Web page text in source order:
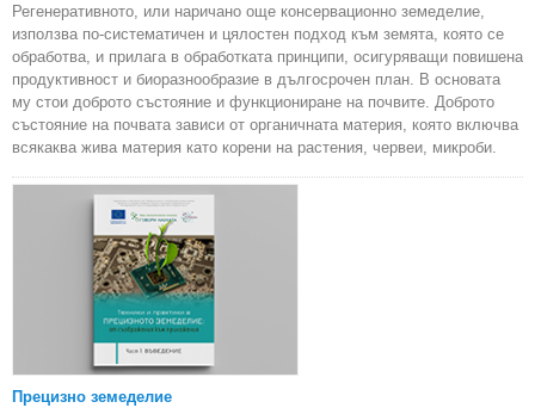
Регенеративното, или наричано още консервационно земеделие,
използва по-систематичен и цялостен подход към земята, която се
обработва, и прилага в обработката принципи, осигуряващи повишена
продуктивност и биоразнообразие в дългосрочен план. В основата
му стои доброто състояние и функциониране на почвите. Доброто
състояние на почвата зависи от органичната материя, която включва
всякаква жива материя като корени на растения, червеи, микроби.
Прецизно земеделие